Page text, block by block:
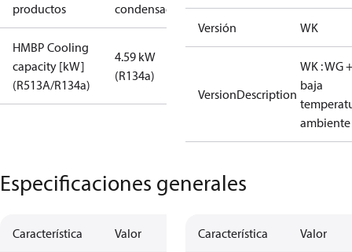
productos
condensadoras
HMBP Cooling
capacity [kW]
(R513A/R134a)
4.59 kW
(R134a)
Versión WK
VersionDescription
WK : WG
baja
ambiente
Especificaciones generales
Característica Valor Característica Valor